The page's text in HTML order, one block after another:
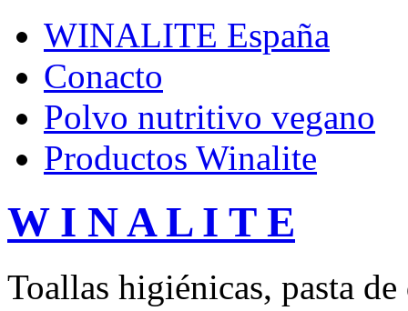
WINALITE España
Conacto
Polvo nutritivo vegano
Productos Winalite
W I N A L I T E
Toallas higiénicas, pasta